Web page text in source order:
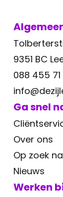
9351 BC
088 455 71
Ga snel
Over ons
Op zoek
Nieuws
Werken